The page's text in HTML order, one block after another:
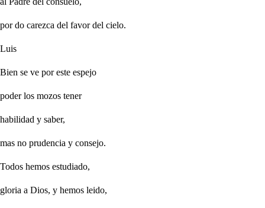
por do carezca del favor del cielo.
Luis
Bien se ve por este espejo
poder los mozos tener
habilidad y saber,
mas no prudencia y consejo.
Todos hemos estudiado,
gloria a Dios, y hemos leido,